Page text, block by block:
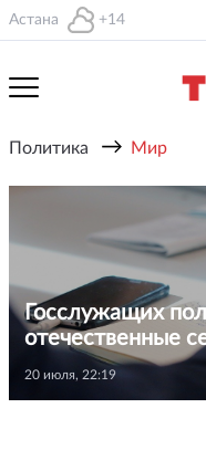
Астана +14
Политика → Мир
Госслужащих
отечественные
20 июля, 22:19